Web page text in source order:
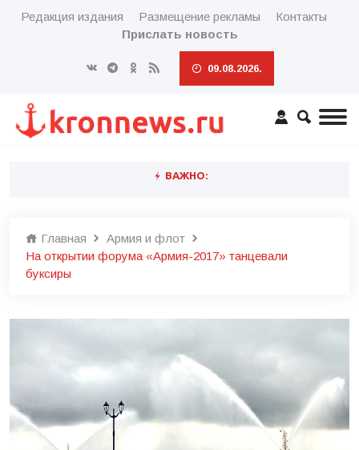
Редакция издания Размещение рекламы
Контакты
Прислать новость
09.08.2026.
ВАЖНО:
Главная
Армия и флот
На открытии форума «Армия-2017» танцевали
буксиры